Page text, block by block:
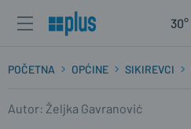
30°
POČETNA OPĆINE SIKIREVCI
Autor: Željka Gavranović